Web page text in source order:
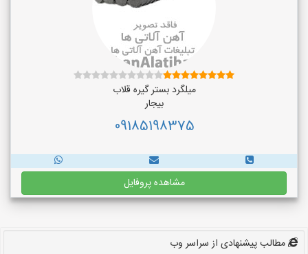
میلگرد بستر گیره قلاب
بیجار
09185198375
مشاهده پروفایل
مطالب پیشنهادی از سراسر وب